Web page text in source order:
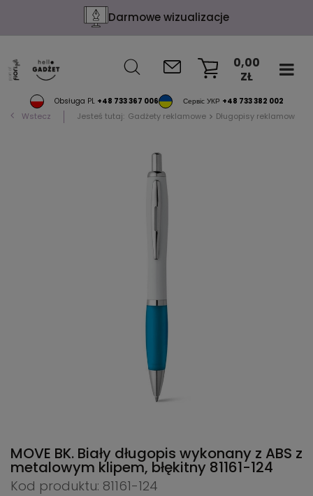
Darmowe wizualizacje
Obsługa PL +48 733 367 006 Сервіс УКР +48 733 382 002
0,00
ZŁ
Wstecz Jesteś tutaj: Gadżety reklamowe Długopisy reklamowe
MOVE BK. Biały długopis wykonany z ABS z
metalowym klipem, błękitny 81161-124
Kod produktu: 81161-124